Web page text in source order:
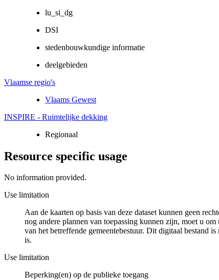
lu_si_dg
DSI
stedenbouwkundige informatie
deelgebieden
Vlaamse regio's
Vlaams Gewest
INSPIRE - Ruimtelijke dekking
Regionaal
Resource specific usage
No information provided.
Use limitation
Aan de kaarten op basis van deze dataset kunnen geen
nog andere plannen van toepassing kunnen zijn, moet u
van het betreffende gemeentebestuur. Dit digitaal bestand
is.
Use limitation
Beperking(en) op de publieke toegang